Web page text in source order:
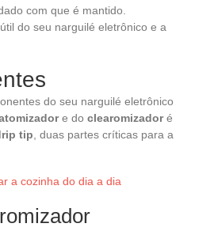
com que é mantido.
do seu narguilé eletrônico e a
do seu narguilé eletrônico
e do clearomizadoré
tip , duas partes críticas para a
a cozinha do dia a dia